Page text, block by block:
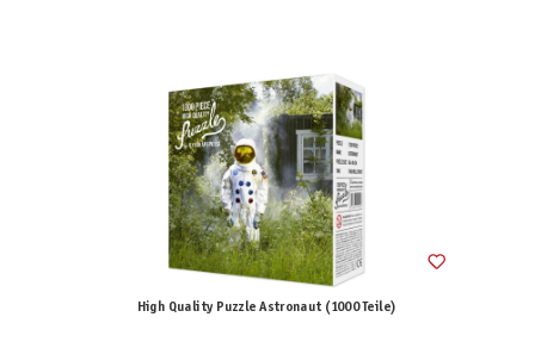
High Quality Puzzle Astronaut (1000 Teile)